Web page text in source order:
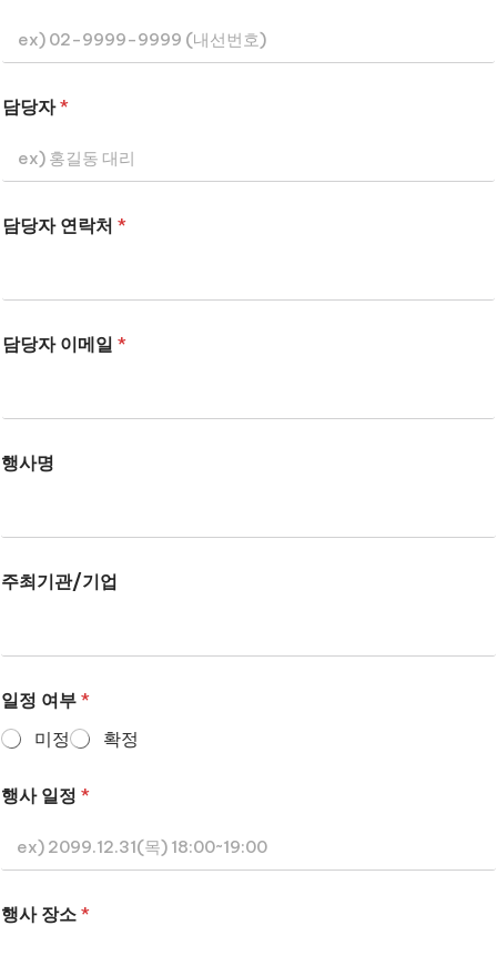
담당자*
담당자 연락처 *
담당자 이메일 *
행사명
주최기관/기업
일정 여부 *
미정
확정
행사 일정 *
행사 장소 *